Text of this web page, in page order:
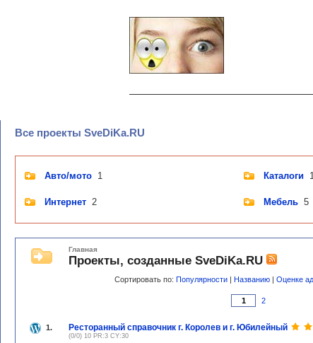
Все проекты SveDiKa.RU
Авто/мото 1
Интернет 2
Каталоги
Мебель 5
Главная
Проекты, созданные SveDiKa.RU
Сортировать по: Популярности | Названию | Оценке
2
1. Ресторанный справочник г. Королев и г. Юбилейный
(0/0) 10 PR:3 CY:30